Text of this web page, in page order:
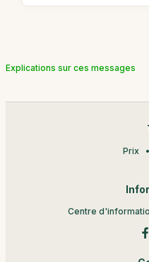
Explications sur ces messages
Prix
Centre